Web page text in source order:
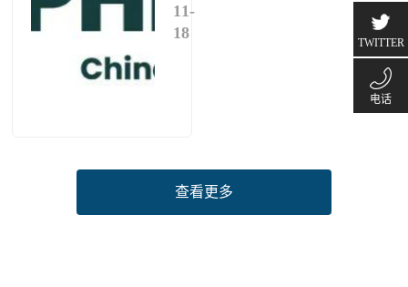
11-
18
药
查看更多
在线咨
询
TWITTER
电话